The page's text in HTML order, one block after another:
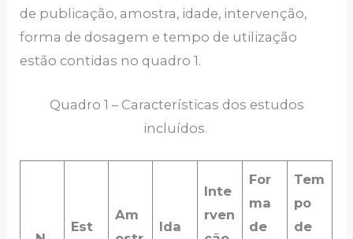
de publicação, amostra, idade, intervenção,
forma de dosagem e tempo de utilização
estão contidas no quadro 1.
Quadro 1 – Características dos estudos
incluídos.
Est
Am
Ida
Inte
rven
For
ma
de
Tem
po
de